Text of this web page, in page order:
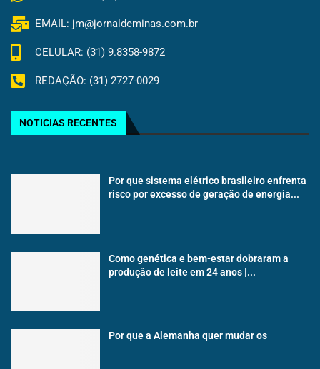
EMAIL: jm@jornaldeminas.com.br
CELULAR: (31) 9.8358-9872
REDAÇÃO: (31) 2727-0029
NOTICIAS RECENTES
Por que sistema elétrico brasileiro enfrenta
risco por excesso de geração de energia...
Como genética e bem-estar dobraram a
produção de leite em 24 anos |...
Por que a Alemanha quer mudar os